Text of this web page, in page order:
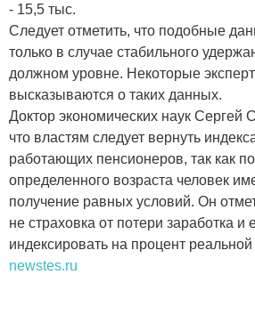
- 15,5 тыс.
Следует отметить, что подобные
только в случае стабильного
должном уровне. Некоторые
высказываются о таких данных.
Доктор экономических наук Сергей
что властям следует вернуть
работающих пенсионеров, так как
определенного возраста человек
получение равных условий. Он
не страховка от потери заработка и
индексировать на процент
newstes.ru